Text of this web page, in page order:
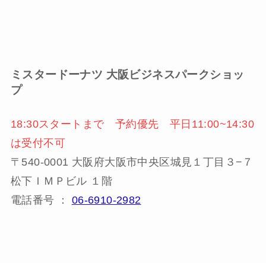
ミスタードーナツ 大阪ビジネスパークショッ
プ
18:30スタートまで 予約優先 平日11:00~14:30
は受付不可
〒540-0001 大阪府大阪市中央区城見１丁目３−７
松下ＩＭＰビル １階
電話番号 ： 06-6910-2982